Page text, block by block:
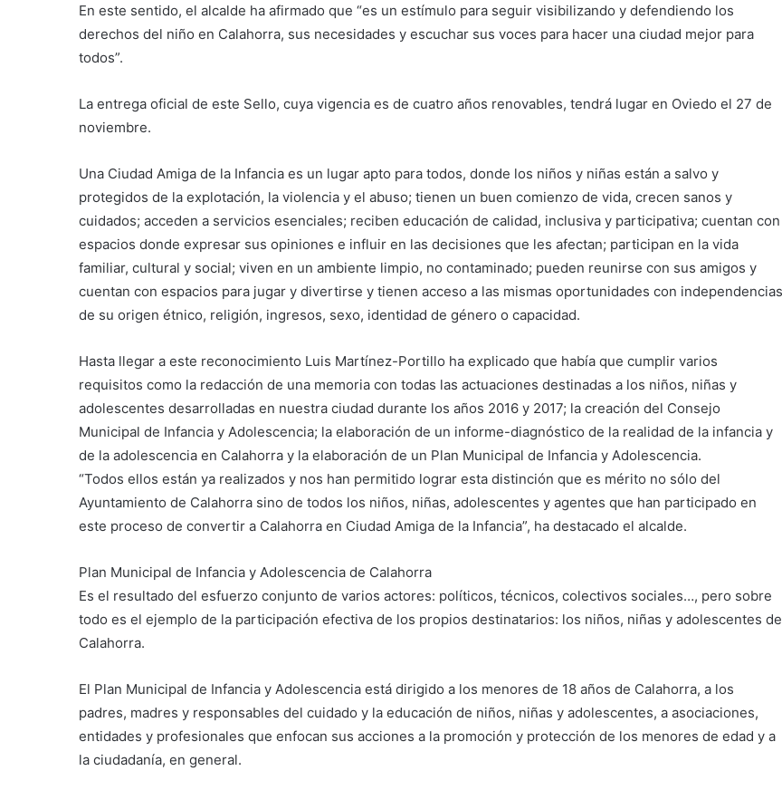
En este sentido, el alcalde ha afirmado que “es un estímulo para seguir visibilizando y defendiendo los
derechos del niño en Calahorra, sus necesidades y escuchar sus voces para hacer una ciudad mejor para
todos”.
La entrega oficial de este Sello, cuya vigencia es de cuatro años renovables, tendrá lugar en Oviedo el 27 de
noviembre.
Una Ciudad Amiga de la Infancia es un lugar apto para todos, donde los niños y niñas están a salvo y
protegidos de la explotación, la violencia y el abuso; tienen un buen comienzo de vida, crecen sanos y
cuidados; acceden a servicios esenciales; reciben educación de calidad, inclusiva y participativa; cuentan con
espacios donde expresar sus opiniones e influir en las decisiones que les afectan; participan en la vida
familiar, cultural y social; viven en un ambiente limpio, no contaminado; pueden reunirse con sus amigos y
cuentan con espacios para jugar y divertirse y tienen acceso a las mismas oportunidades con independencias
de su origen étnico, religión, ingresos, sexo, identidad de género o capacidad.
Hasta llegar a este reconocimiento Luis Martínez-Portillo ha explicado que había que cumplir varios
requisitos como la redacción de una memoria con todas las actuaciones destinadas a los niños, niñas y
adolescentes desarrolladas en nuestra ciudad durante los años 2016 y 2017; la creación del Consejo
Municipal de Infancia y Adolescencia; la elaboración de un informe-diagnóstico de la realidad de la infancia y
de la adolescencia en Calahorra y la elaboración de un Plan Municipal de Infancia y Adolescencia.
“Todos ellos están ya realizados y nos han permitido lograr esta distinción que es mérito no sólo del
Ayuntamiento de Calahorra sino de todos los niños, niñas, adolescentes y agentes que han participado en
este proceso de convertir a Calahorra en Ciudad Amiga de la Infancia”, ha destacado el alcalde.
Plan Municipal de Infancia y Adolescencia de Calahorra
Es el resultado del esfuerzo conjunto de varios actores: políticos, técnicos, colectivos sociales…, pero sobre
todo es el ejemplo de la participación efectiva de los propios destinatarios: los niños, niñas y adolescentes de
Calahorra.
El Plan Municipal de Infancia y Adolescencia está dirigido a los menores de 18 años de Calahorra, a los
padres, madres y responsables del cuidado y la educación de niños, niñas y adolescentes, a asociaciones,
entidades y profesionales que enfocan sus acciones a la promoción y protección de los menores de edad y a
la ciudadanía, en general.